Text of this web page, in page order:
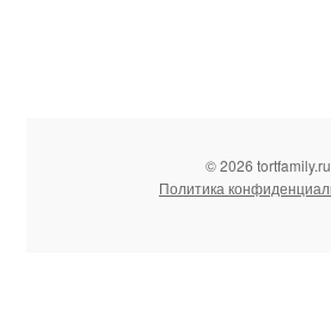
© 2026 tortfamily.ru
Политика